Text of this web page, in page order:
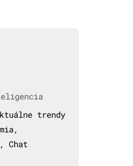
trendy
Chat